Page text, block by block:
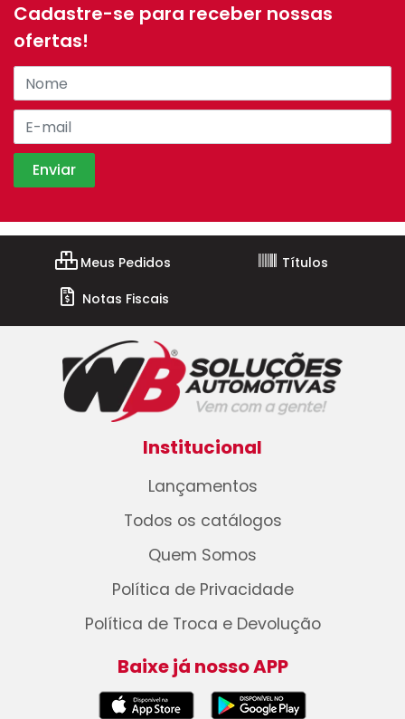
Cadastre-se para receber nossas
ofertas!
Meus Pedidos
Títulos
Notas Fiscais
Institucional
Lançamentos
Todos os catálogos
Quem Somos
Política de Privacidade
Política de Troca e Devolução
Baixe já nosso APP